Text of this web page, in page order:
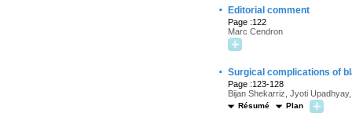
· Editorial comment
Page :122
Marc Cendron
· Surgical complications of
Page :123-128
Bijan Shekarriz, Jyoti
Résumé Plan